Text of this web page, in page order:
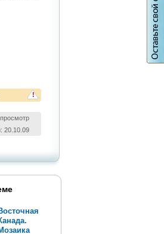
!
20.10.09